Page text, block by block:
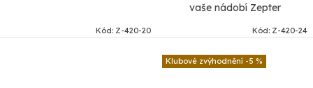
Kód: Z-420-20
vaše nádobí Zepter
systém rychlého vaření bez
přidání vody, oleje nebo...
Kód: Z-420-24
-5 %